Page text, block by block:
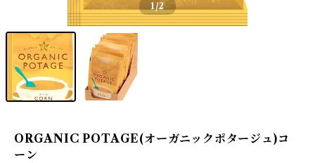
1/2
ORGANIC POTAGE(オーガニックポタージュ)コ
ーン